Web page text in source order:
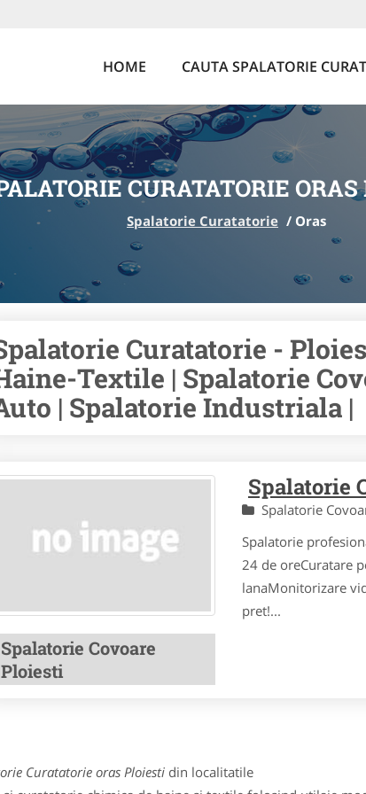
HOME CAUTA SPALATORIE
CURATATORIE
Spalatorie Curatatorie / Oras
Curatatorie -
Textile | Spalatorie
| Spalatorie Industriala |
Spalatorie Covoare
Ploiesti
Spalatorie
Spalatorie
Spalatorie
24 de oreCuratare
lanaMonitorizare
pret!...
Curatatorie oras Ploiesti din localitatile